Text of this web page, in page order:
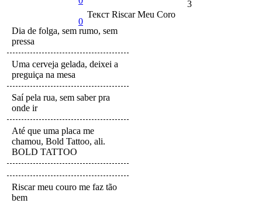
0
3
ТекстRiscar Meu Coro
Dia de folga, sem rumo, sem
pressa
Uma cerveja gelada, deixei a
preguiça na mesa
Saí pela rua, sem saber pra
onde ir
Até que uma placa me
chamou, Bold Tattoo, ali.
BOLD TATTOO
Riscar meu couro me faz tão
bem